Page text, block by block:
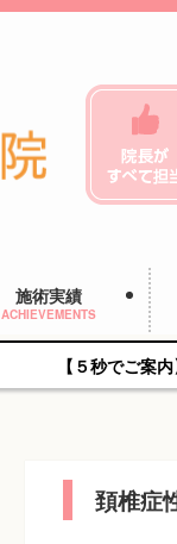
施術実績
ACHIEVEMENTS
【５秒でご案
頚椎症